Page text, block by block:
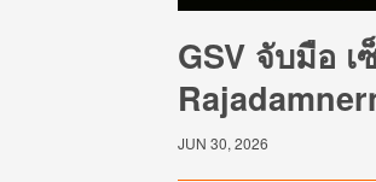
GSV จับมือ
JUN 30, 2026